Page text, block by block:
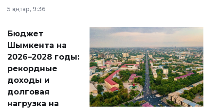
принести
народу
Венесуэлы.
5 қаңтар, 9:36
Бюджет
Шымкента на
2026–2028 годы:
рекордные
доходы и
долговая
нагрузка на